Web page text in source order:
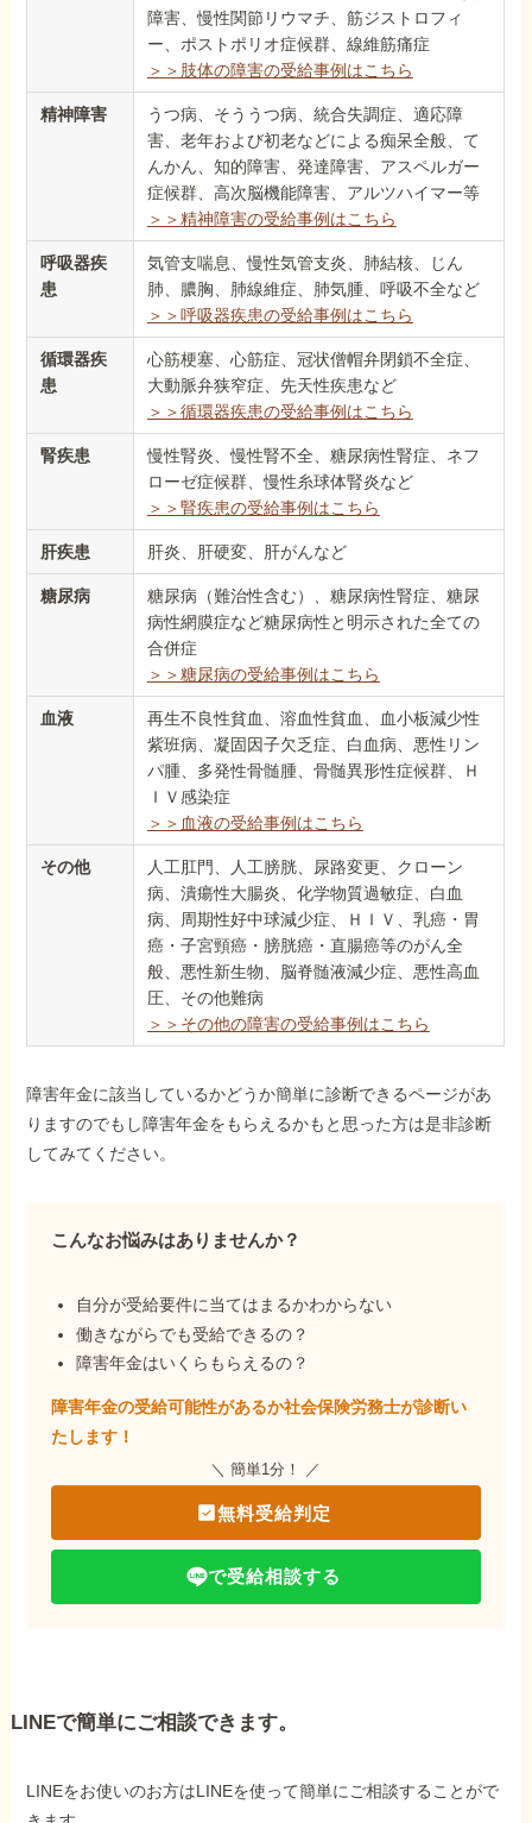
障害、慢性関節リウマチ、筋ジストロフィ
ー、ポストポリオ症候群、線維筋痛症
＞＞肢体の障害の受給事例はこちら
精神障害
うつ病、そううつ病、統合失調症、適応障
害、老年および初老などによる痴呆全般、て
んかん、知的障害、発達障害、アスペルガー
症候群、高次脳機能障害、アルツハイマー等
＞＞精神障害の受給事例はこちら
呼吸器疾
患
気管支喘息、慢性気管支炎、肺結核、じん
肺、膿胸、肺線維症、肺気腫、呼吸不全など
＞＞呼吸器疾患の受給事例はこちら
循環器疾
患
心筋梗塞、心筋症、冠状僧帽弁閉鎖不全症、
大動脈弁狭窄症、先天性疾患など
＞＞循環器疾患の受給事例はこちら
腎疾患
慢性腎炎、慢性腎不全、糖尿病性腎症、ネフ
ローゼ症候群、慢性糸球体腎炎など
＞＞腎疾患の受給事例はこちら
肝疾患 肝炎、肝硬変、肝がんなど
糖尿病
糖尿病（難治性含む）、糖尿病性腎症、糖尿
病性網膜症など糖尿病性と明示された全ての
合併症
＞＞糖尿病の受給事例はこちら
血液
再生不良性貧血、溶血性貧血、血小板減少性
紫班病、凝固因子欠乏症、白血病、悪性リン
パ腫、多発性骨髄腫、骨髄異形性症候群、Ｈ
ＩＶ感染症
＞＞血液の受給事例はこちら
その他
人工肛門、人工膀胱、尿路変更、クローン
病、潰瘍性大腸炎、化学物質過敏症、白血
病、周期性好中球減少症、ＨＩＶ、乳癌・胃
癌・子宮頸癌・膀胱癌・直腸癌等のがん全
般、悪性新生物、脳脊髄液減少症、悪性高血
圧、その他難病
＞＞その他の障害の受給事例はこちら
障害年金に該当しているかどうか簡単に診断できるページがあ
りますのでもし障害年金をもらえるかもと思った方は是非診断
してみてください。
こんなお悩みはありませんか？
自分が受給要件に当てはまるかわからない
働きながらでも受給できるの？
障害年金はいくらもらえるの？
障害年金の受給可能性があるか社会保険労務士が診断い
たします！
＼ 簡単1分！ ／
無料受給判定
で受給相談する
LINEで簡単にご相談できます。
LINEをお使いのお方はLINEを使って簡単にご相談することがで